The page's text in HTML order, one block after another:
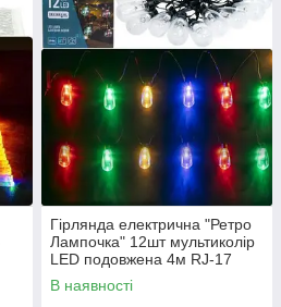
Гірлянда електрична "Ретро
Лампочка" 12шт мультиколір
LED подовжена 4м RJ-17
MZOPT
В наявності